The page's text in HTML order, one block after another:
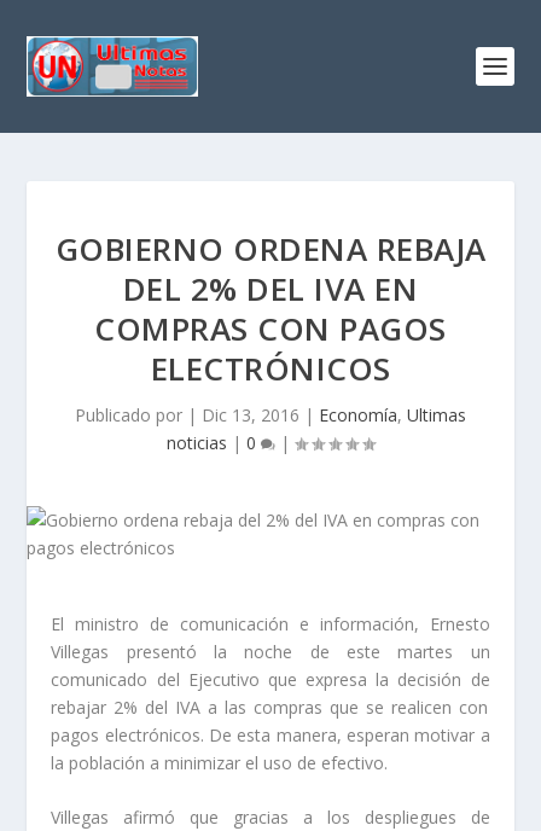
GOBIERNO ORDENA REBAJA
DEL 2% DEL IVA EN
COMPRAS CON PAGOS
ELECTRÓNICOS
Publicado por | Dic 13, 2016 | Economía, Ultimas
noticias | 0 |
El ministro de comunicación e información, Ernesto
Villegas presentó la noche de este martes un
comunicado del Ejecutivo que expresa la decisión de
rebajar 2% del IVA a las compras que se realicen con
pagos electrónicos. De esta manera, esperan motivar a
la población a minimizar el uso de efectivo.
Villegas afirmó que gracias a los despliegues de